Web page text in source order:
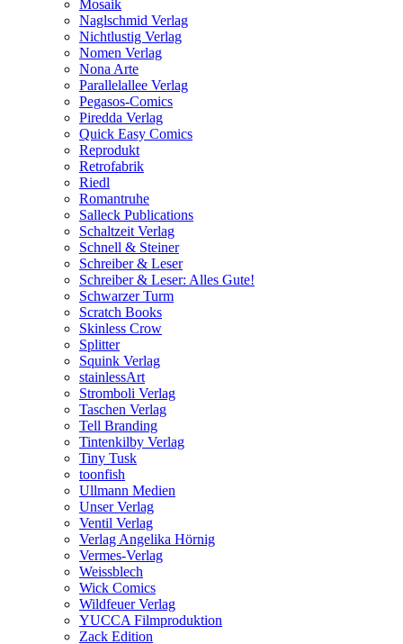
Mosaik
Naglschmid Verlag
Nichtlustig Verlag
Nomen Verlag
Nona Arte
Parallelallee Verlag
Pegasos-Comics
Piredda Verlag
Quick Easy Comics
Reprodukt
Retrofabrik
Riedl
Romantruhe
Salleck Publications
Schaltzeit Verlag
Schnell & Steiner
Schreiber & Leser
Schreiber & Leser: Alles Gute!
Schwarzer Turm
Scratch Books
Skinless Crow
Splitter
Squink Verlag
stainlessArt
Stromboli Verlag
Taschen Verlag
Tell Branding
Tintenkilby Verlag
Tiny Tusk
toonfish
Ullmann Medien
Unser Verlag
Ventil Verlag
Verlag Angelika Hörnig
Vermes-Verlag
Weissblech
Wick Comics
Wildfeuer Verlag
YUCCA Filmproduktion
Zack Edition